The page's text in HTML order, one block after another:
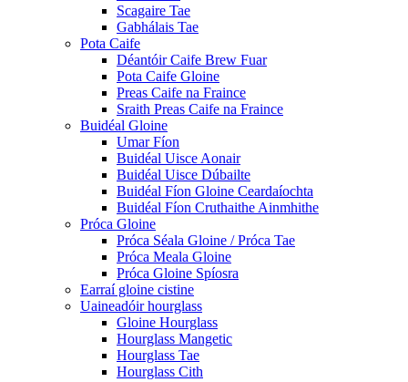
Scagaire Tae
Gabhálais Tae
Pota Caife
Déantóir Caife Brew Fuar
Pota Caife Gloine
Preas Caife na Fraince
Sraith Preas Caife na Fraince
Buidéal Gloine
Umar Fíon
Buidéal Uisce Aonair
Buidéal Uisce Dúbailte
Buidéal Fíon Gloine Ceardaíochta
Buidéal Fíon Cruthaithe Ainmhithe
Próca Gloine
Próca Séala Gloine / Próca Tae
Próca Meala Gloine
Próca Gloine Spíosra
Earraí gloine cistine
Uaineadóir hourglass
Gloine Hourglass
Hourglass Mangetic
Hourglass Tae
Hourglass Cith